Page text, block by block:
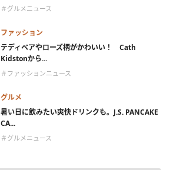
＃グルメニュース
ファッション
テディベアやローズ柄がかわいい！ Cath
Kidstonから...
＃ファッションニュース
グルメ
暑い日に飲みたい爽快ドリンクも。J.S. PANCAKE
CA...
＃グルメニュース